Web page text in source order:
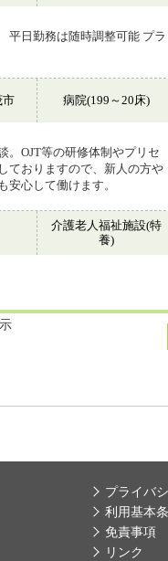
日勤務は随時調整可能 プラ
市 病院(199～20床)
。OJT等の研修体制やプリセ
ておりますので、新人の方や
安心して働けます。
介護老人福祉施設(特
養)
プライバ
利用基本
免責事項
リンク